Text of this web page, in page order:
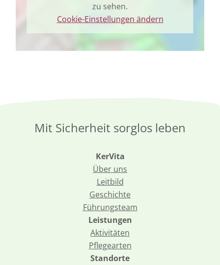
zu sehen.
Cookie-Einstellungen ändern
Mit Sicherheit sorglos leben
KerVita
Über uns
Leitbild
Geschichte
Führungsteam
Leistungen
Aktivitäten
Pflegearten
Standorte